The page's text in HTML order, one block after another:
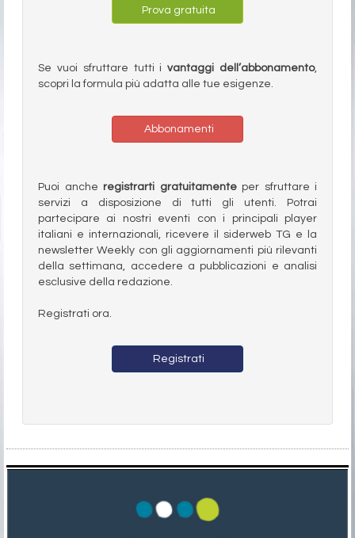
Prova gratuita
Se vuoi sfruttare tutti ivantaggi dell’abbonamento,
scopri la formula più adatta alle tue esigenze.
Abbonamenti
Puoi anche registrarti gratuitamenteper sfruttare i
servizi a disposizione di tutti gli utenti. Potrai
partecipare ai nostri eventi con i principali player
italiani e internazionali, ricevere il siderweb TG e la
newsletter Weekly con gli aggiornamenti più rilevanti
della settimana, accedere a pubblicazioni e analisi
esclusive della redazione.
Registrati ora.
Registrati